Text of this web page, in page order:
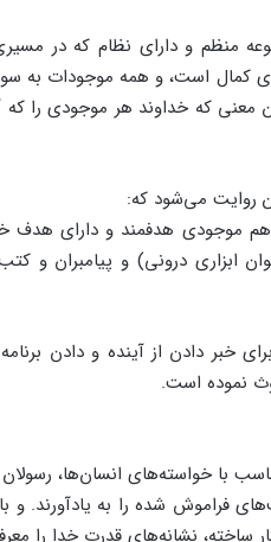
منظم و دارای نظام که در
است، و همه موجودات به
که خداوند هر موجودی را که
روایت می‌شود که:
موجودی هدفمند و دارای هدف
درونی) و پیامبران و کتب
خبر دادن از آینده و دادن
نموده است.
با خواسته‌های انسان‌ها،
فراموش شده را به یادآورند. و
ساخته، نشانه‌های قدرت خدا را